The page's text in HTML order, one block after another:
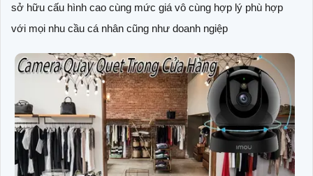
sở hữu cấu hình cao cùng mức giá vô cùng hợp lý phù hợp
với mọi nhu cầu cá nhân cũng như doanh ngiệp